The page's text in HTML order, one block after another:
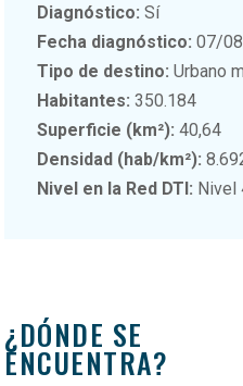
Diagnóstico: Sí
Fecha diagnóstico: 07/
Tipo de destino: Urbano
Habitantes: 350.184
Superficie (km²): 40,64
Densidad (hab/km²):
Nivel en la Red DTI: Nivel
¿DÓNDE SE
ENCUENTRA?